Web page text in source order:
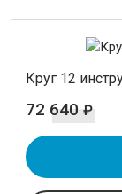
Круг 12
72 640 ₽